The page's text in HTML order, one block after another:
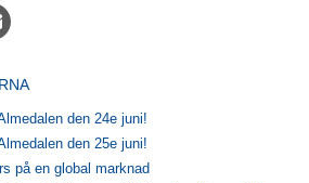
Dela
på
den 24e juni!
den 25e juni!
på en global marknad